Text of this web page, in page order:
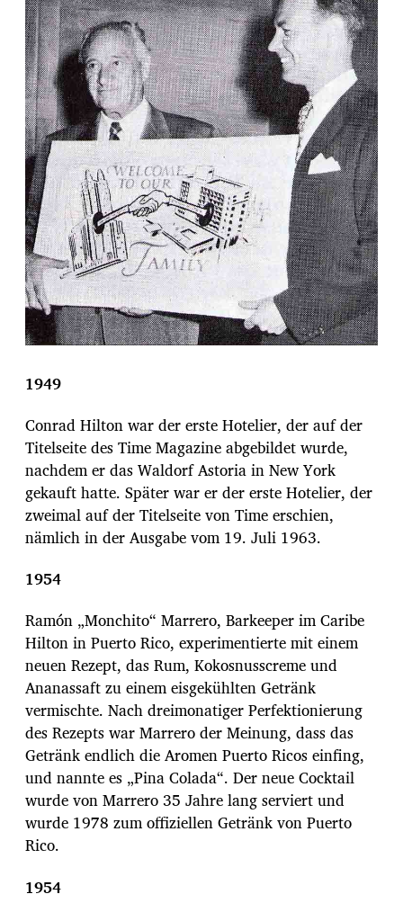
1949
Conrad Hilton war der erste Hotelier, der auf der
Titelseite des Time Magazine abgebildet wurde,
nachdem er das Waldorf Astoria in New York
gekauft hatte. Später war er der erste Hotelier, der
zweimal auf der Titelseite von Time erschien,
nämlich in der Ausgabe vom 19. Juli 1963.
1954
Ramón „Monchito“ Marrero, Barkeeper im Caribe
Hilton in Puerto Rico, experimentierte mit einem
neuen Rezept, das Rum, Kokosnusscreme und
Ananassaft zu einem eisgekühlten Getränk
vermischte. Nach dreimonatiger Perfektionierung
des Rezepts war Marrero der Meinung, dass das
Getränk endlich die Aromen Puerto Ricos einfing,
und nannte es „Pina Colada“. Der neue Cocktail
wurde von Marrero 35 Jahre lang serviert und
wurde 1978 zum offiziellen Getränk von Puerto
Rico.
1954